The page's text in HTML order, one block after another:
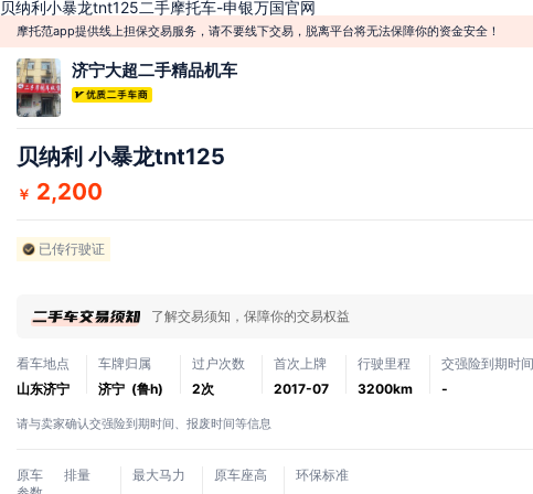
贝纳利小暴龙tnt125二手摩托车-申银万国官网
摩托范app提供线上担保交易服务，请不要线下交易，脱离平台将无法保障你的资金安全！
济宁大超二手精品机车
贝纳利 小暴龙tnt125
￥ 2,200
已传行驶证
了解交易须知，保障你的交易权益
看车地点
山东济宁
车牌归属
济宁 (鲁h)
过户次数
2次
首次上牌
2017-07
行驶里程
3200km
交强险到期时间
-
请与卖家确认交强险到期时间、报废时间等信息
原车
排量
最大马力
原车座高
环保标准